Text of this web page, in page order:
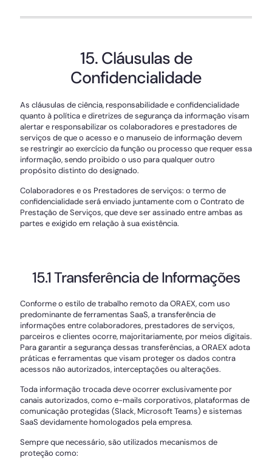
15. Cláusulas de
Confidencialidade
As cláusulas de ciência, responsabilidade e confidencialidade
quanto à política e diretrizes de segurança da informação visam
alertar e responsabilizar os colaboradores e prestadores de
serviços de que o acesso e o manuseio de informação devem
se restringir ao exercício da função ou processo que requer essa
informação, sendo proibido o uso para qualquer outro
propósito distinto do designado.
Colaboradores e os Prestadores de serviços: o termo de
confidencialidade será enviado juntamente com o Contrato de
Prestação de Serviços, que deve ser assinado entre ambas as
partes e exigido em relação à sua existência.
15.1 Transferência de Informações
Conforme o estilo de trabalho remoto da ORAEX, com uso
predominante de ferramentas SaaS, a transferência de
informações entre colaboradores, prestadores de serviços,
parceiros e clientes ocorre, majoritariamente, por meios digitais.
Para garantir a segurança dessas transferências, a ORAEX adota
práticas e ferramentas que visam proteger os dados contra
acessos não autorizados, interceptações ou alterações.
Toda informação trocada deve ocorrer exclusivamente por
canais autorizados, como e-mails corporativos, plataformas de
comunicação protegidas (Slack, Microsoft Teams) e sistemas
SaaS devidamente homologados pela empresa.
Sempre que necessário, são utilizados mecanismos de
proteção como: